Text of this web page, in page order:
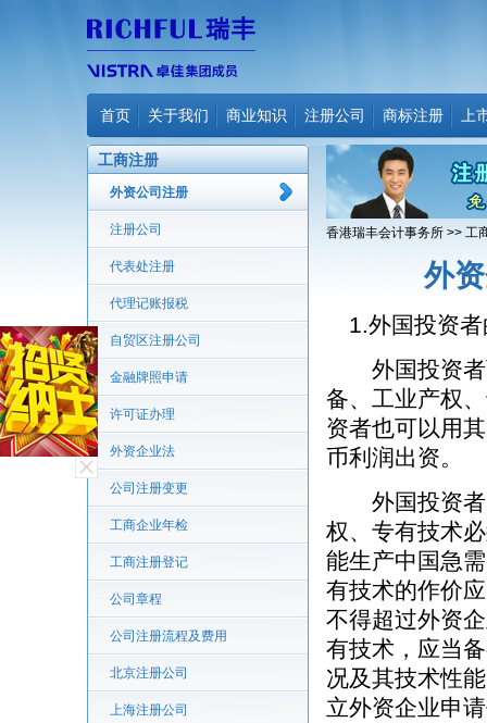
首页 关于我们 商业知识 注册公司 商标注册 上
工商注册
外资公司注册
注册公司
代表处注册
代理记账报税
自贸区注册公司
金融牌照申请
许可证办理
外资企业法
公司注册变更
工商企业年检
工商注册登记
公司章程
公司注册流程及费用
北京注册公司
上海注册公司
香港瑞丰会计事务所 >> 工
外
1.外国投资者
外国投资者
备、工业产权
资者也可以用
币利润出资。
外国投资者
权、专有技术
能生产中国急
有技术的作价
不得超过外资
有技术，应当
况及其技术性
立外资企业申